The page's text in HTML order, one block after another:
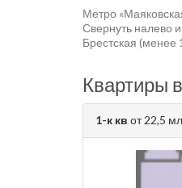
Метро
Свернуть налево
Брестская
Квартиры
1-к кв от 22,5